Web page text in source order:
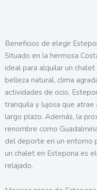
Beneficios de elegir
Situado en la hermosa
ideal para alquilar un
belleza natural, clima
actividades de ocio.
tranquila y lujosa que
largo plazo. Además, la
renombre como
del deporte en un entorno
un chalet en Estepona es
relajado.